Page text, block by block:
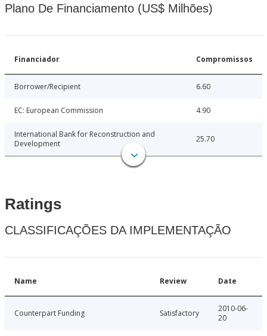
Plano De Financiamento (US$ Milhões)
Financiador Compromissos
Borrower/Recipient 6.60
EC: European Commission 4.90
International Bank for Reconstruction and
Development
25.70
Ratings
CLASSIFICAÇÕES DA IMPLEMENTAÇÃO
Name Review Date
Counterpart Funding Satisfactory
2010-06-
20